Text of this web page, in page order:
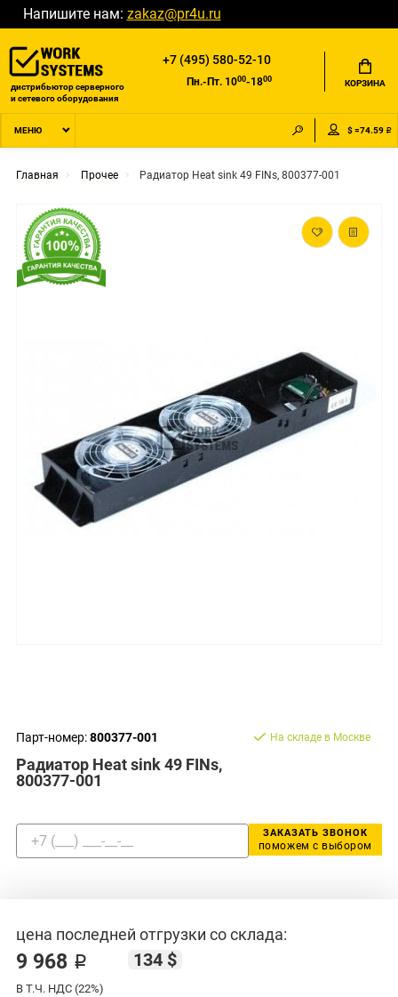
Напишите нам: zakaz@pr4u.ru
дистрибьютор серверного
и сетевого оборудования
+7 (495) 580-52-10
Пн.-Пт. 1000-1800 КОРЗИНА
МЕНЮ $ =74.59 ₽
Главная Прочее Радиатор Heat sink 49 FINs, 800377-001
Парт-номер:800377-001
Радиатор Heat sink 49 FINs,
800377-001
На складе в Москве
ЗАКАЗАТЬ ЗВОНОК
поможем с выбором
цена последней отгрузки со склада:
9 968 ₽ 134 $
В Т.Ч. НДС (22%)